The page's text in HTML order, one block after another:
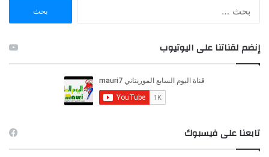
ن
:
إنضم لقناتنا على اليوتيوب
تابعنا على فيسبوك